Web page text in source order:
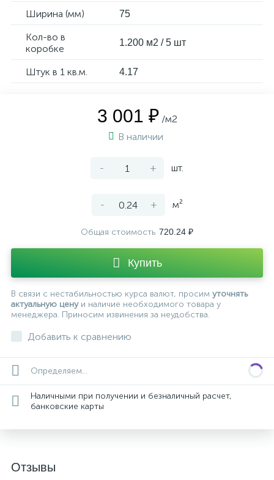
Ширина (мм) 75
Кол-во в
коробке
1.200 м2 / 5 шт
Штук в 1 кв.м. 4.17
3 001 ₽ /м2
В наличии
- + шт.
- + м²
Общая стоимость 720.24 ₽
Купить
В связи с нестабильностью курса валют, просим уточнять
актуальную ценуи наличие необходимого товара у
менеджера. Приносим извинения за неудобства.
Добавить к сравнению
Определяем...
Наличными при получении и безналичный расчет,
банковские карты
Отзывы